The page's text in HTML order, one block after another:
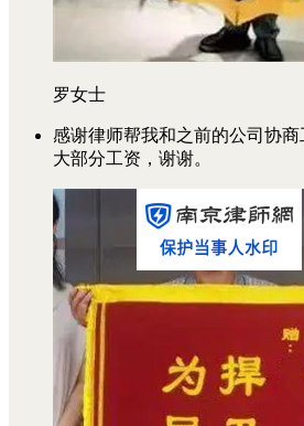
罗女士
感谢律师帮我和之前的公司协
大部分工资，谢谢。